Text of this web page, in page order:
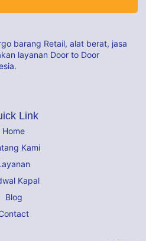
barang Retail, alat berat, jasa
layanan Door to Door
Link
Home
Kami
Kapal
Blog